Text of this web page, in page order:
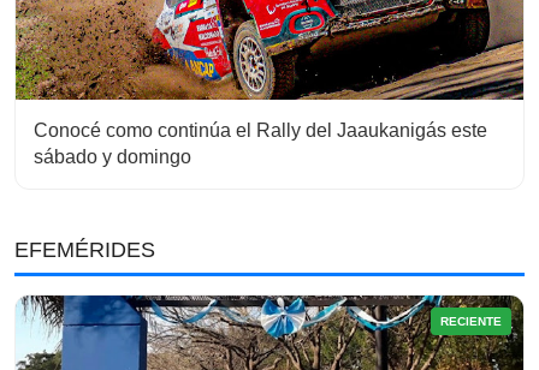
Conocé como continúa el Rally del Jaaukanigás este
sábado y domingo
EFEMÉRIDES
RECIENTE